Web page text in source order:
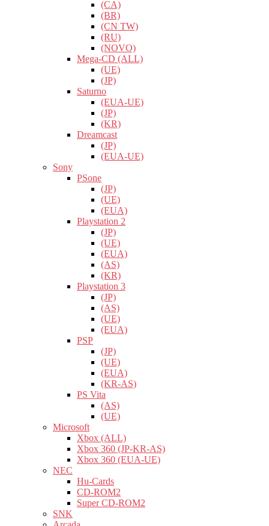
(CA)
(BR)
(CN TW)
(RU)
(NOVO)
Mega-CD (ALL)
(UE)
(JP)
Saturno
(EUA-UE)
(JP)
(KR)
Dreamcast
(JP)
(EUA-UE)
Sony
PSone
(JP)
(UE)
(EUA)
Playstation 2
(JP)
(UE)
(EUA)
(AS)
(KR)
Playstation 3
(JP)
(AS)
(UE)
(EUA)
PSP
(JP)
(UE)
(EUA)
(KR-AS)
PS Vita
(AS)
(UE)
Microsoft
Xbox (ALL)
Xbox 360 (JP-KR-AS)
Xbox 360 (EUA-UE)
NEC
Hu-Cards
CD-ROM2
Super CD-ROM2
SNK